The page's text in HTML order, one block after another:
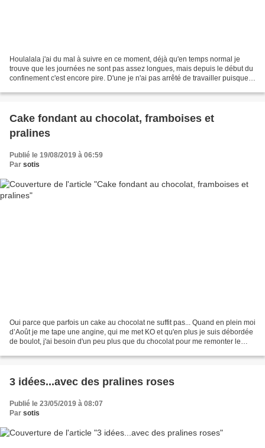
Houlalala j'ai du mal à suivre en ce moment, déjà qu'en temps normal je
trouve que les journées ne sont pas assez longues, mais depuis le début du
confinement c'est encore pire. D'une je n'ai pas arrêté de travailler puisque
Cake fondant au chocolat, framboises et
pralines
Publié le 19/08/2019 à 06:59
Par sotis
Oui parce que parfois un cake au chocolat ne suffit pas... Quand en plein moi
d’Août je me tape une angine, qui me met KO et qu'en plus je suis débordée
de boulot, j'ai besoin d'un peu plus que du chocolat pour me remonter le
3 idées...avec des pralines roses
Publié le 23/05/2019 à 08:07
Par sotis